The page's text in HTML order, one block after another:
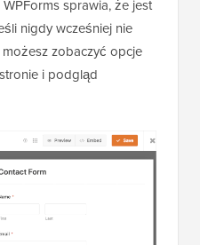
sprawia, że jest
nigdy wcześniej nie
możesz zobaczyć opcje
i podgląd